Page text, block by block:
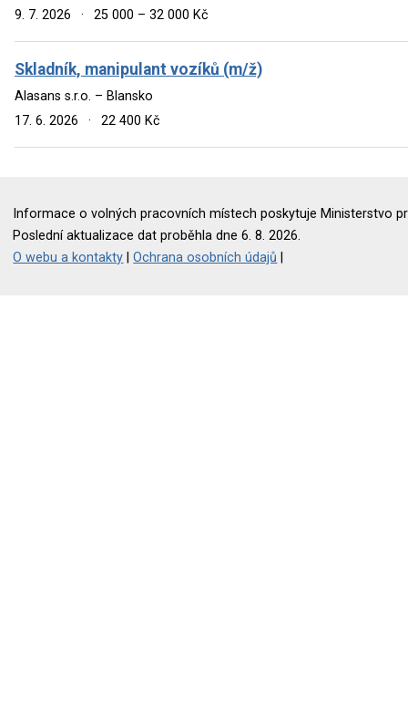
9. 7. 2026
· 25 000 – 32 000 Kč
Skladník, manipulant vozíků (m/ž)
Alasans s.r.o. – Blansko
17. 6. 2026
· 22 400 Kč
Informace o volných pracovních místech poskytuje Ministerstvo
Poslední aktualizace dat proběhla dne 6. 8. 2026.
O webu a kontakty |Ochrana osobních údajů